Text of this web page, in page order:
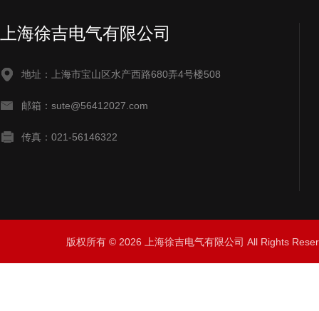
上海徐吉电气有限公司
地址：上海市宝山区水产西路680弄4号楼508
邮箱：sute@56412027.com
传真：021-56146322
版权所有 © 2026 上海徐吉电气有限公司 All Rights